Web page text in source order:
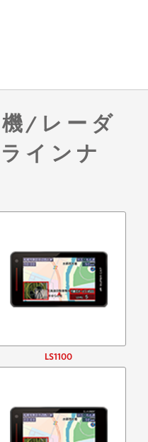
/レーダ
インナ
LS1100